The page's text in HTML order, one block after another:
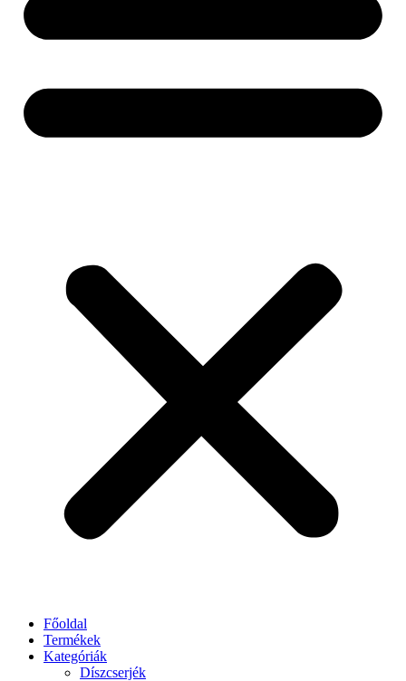
Főoldal
Termékek
Kategóriák
Díszcserjék